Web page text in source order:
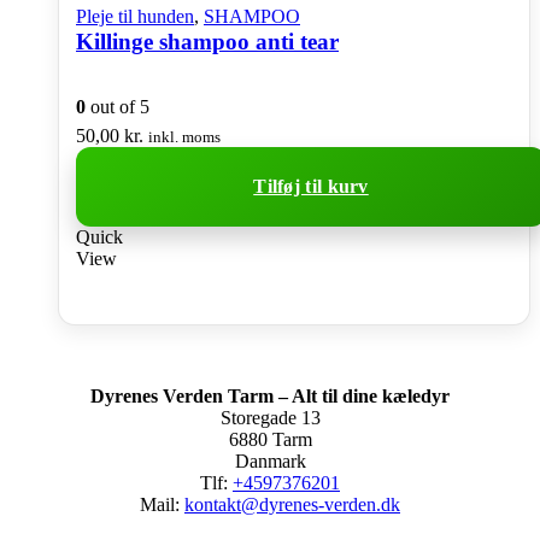
Pleje til hunden, SHAMPOO
Killinge shampoo anti tear
0 out of 5
50,00 kr. inkl. moms
Tilføj til kurv
Quick
View
Dyrenes Verden Tarm – Alt til dine kæledyr
Storegade 13
6880 Tarm
Danmark
Tlf: +4597376201
Mail: kontakt@dyrenes-verden.dk